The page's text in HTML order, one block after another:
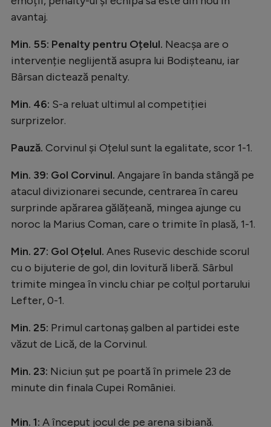
avantaj.
Min. 55: Penalty pentru Oțelul. Neacșa are o
intervenție neglijentă asupra lui Bodișteanu, iar
Bârsan dictează penalty.
Min. 46: S-a reluat ultimul al competiției
surprizelor.
Pauză. Corvinul și Oțelul sunt la egalitate, scor 1-1.
Min. 39: Gol Corvinul. Angajare în banda stângă pe
atacul divizionarei secunde, centrarea în careu
surprinde apărarea gălățeană, mingea ajunge cu
noroc la Marius Coman, care o trimite în plasă, 1-1.
Min. 27: Gol Oțelul. Anes Rusevic deschide scorul
cu o bijuterie de gol, din lovitură liberă. Sârbul
trimite mingea în vinclu chiar pe colțul portarului
Lefter, 0-1.
Min. 25: Primul cartonaș galben al partidei este
văzut de Lică, de la Corvinul.
Min. 23: Niciun șut pe poartă în primele 23 de
minute din finala Cupei României.
Min. 1: A început jocul de pe arena sibiană.